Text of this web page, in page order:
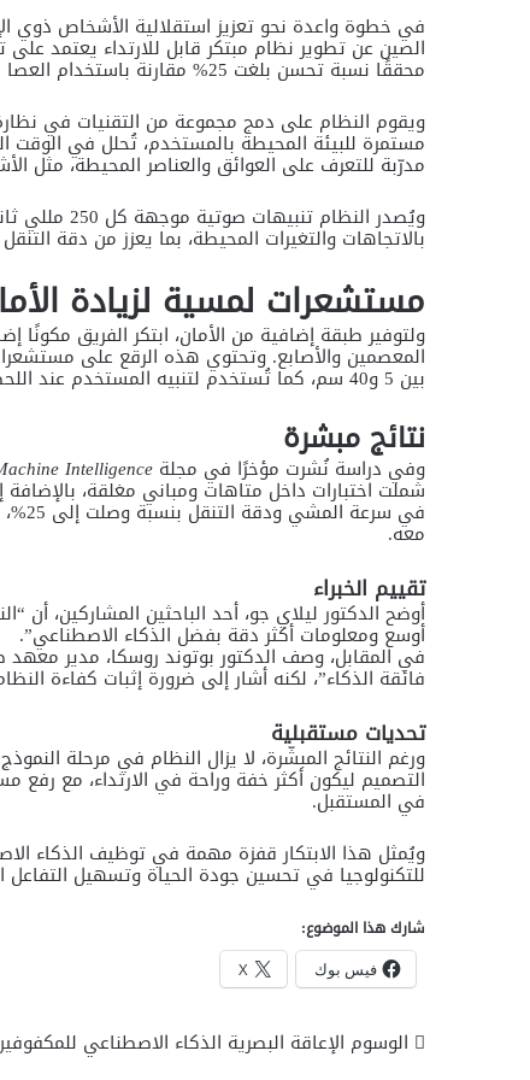
في خطوة واعدة نحو تعزيز استقلالية الأشخاص ذوي
الصين عن تطوير نظام مبتكر قابل للارتداء يعتمد
محققًا نسبة تحسن بلغت 25% مقارنة باستخدام العصا البيضاء التقليدية.
ويقوم النظام على دمج مجموعة من التقنيات في
مستمرة للبيئة المحيطة بالمستخدم، تُحلل في
مدرّبة للتعرف على العوائق والعناصر المحيطة، مثل
ويُصدر
بالاتجاهات والتغيرات المحيطة، بما يعزز من دقة
مستشعرات لمسية لزيادة
ولتوفير طبقة إضافية من الأمان، ابتكر الفريق
المعصمين والأصابع. وتحتوي هذه الرقع على
بين 5 و40 سم، كما تُستخدم لتنبيه المستخدم عند اللحظة المناسبة للإمساك بالأشياء.
نتائج مبشرة
وفي دراسة نُشرت مؤخرًا في مجلة Intelligence
شملت اختبارات داخل متاهات ومباني مغلقة،
في
معه.
تقييم الخبراء
أوضح الدكتور ليلاي جو، أحد الباحثين المشاركين، أن
أوسع ومعلومات أكثر دقة بفضل الذكاء الاصطناعي”.
في المقابل، وصف الدكتور بوتوند روسكا، مدير
فائقة الذكاء”، لكنه أشار إلى ضرورة إثبات كفاءة
تحديات مستقبلية
التصميم ليكون أكثر خفة وراحة في الارتداء، مع رفع
في المستقبل.
ويُمثل هذا الابتكار قفزة مهمة في توظيف الذكاء
للتكنولوجيا في تحسين جودة الحياة وتسهيل التفاعل
شارك هذا الموضوع:
فيس بوك X
الوسوم الإعاقة البصرية الذكاء الاصطناعي